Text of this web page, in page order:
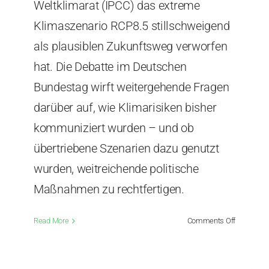
Weltklimarat (IPCC) das extreme
Klimaszenario RCP8.5 stillschweigend
als plausiblen Zukunftsweg verworfen
hat. Die Debatte im Deutschen
Bundestag wirft weitergehende Fragen
darüber auf, wie Klimarisiken bisher
kommuniziert wurden – und ob
übertriebene Szenarien dazu genutzt
wurden, weitreichende politische
Maßnahmen zu rechtfertigen.
Read More Comments Offon